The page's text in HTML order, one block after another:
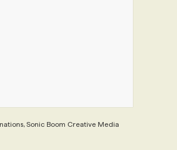
Sonic Boom Creative Media